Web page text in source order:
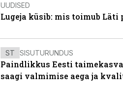
UUDISED
Lugeja küsib: mis toimub Läti
ST SISUTURUNDUS
Paindlikkus Eesti
saagi valmimise aega ja